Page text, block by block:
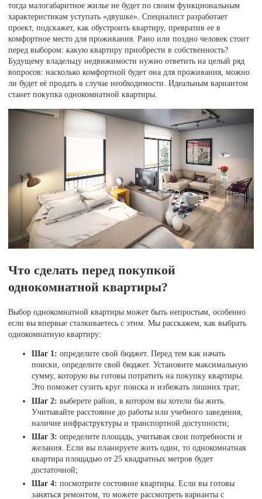
тогда малогабаритное жилье не будет по своим функциональным
характеристикам уступать «двушке». Специалист разработает
проект, подскажет, как обустроить квартиру, превратив ее в
комфортное место для проживания. Рано или поздно человек стоит
перед выбором: какую квартиру приобрести в собственность?
Будущему владельцу недвижимости нужно ответить на целый ряд
вопросов: насколько комфортной будет она для проживания, можно
ли будет её продать в случае необходимости. Идеальным вариантом
станет покупка однокомнатной квартиры.
Что сделать перед покупкой
однокомнатной квартиры?
Выбор однокомнатной квартиры может быть непростым, особенно
если вы впервые сталкиваетесь с этим. Мы расскажем, как выбрать
однокомнатную квартиру:
Шаг 1: определите свой бюджет. Перед тем как начать
поиски, определите свой бюджет. Установите максимальную
сумму, которую вы готовы потратить на покупку квартиры.
Это поможет сузить круг поиска и избежать лишних трат;
Шаг 2: выберете район, в котором вы хотели бы жить.
Учитывайте расстояние до работы или учебного заведения,
наличие инфраструктуры и транспортной доступности;
Шаг 3: определите площадь, учитывая свои потребности и
желания. Если вы планируете жить один, то однокомнатная
квартира площадью от 25 квадратных метров будет
достаточной;
Шаг 4: посмотрите состояние квартиры. Если вы готовы
заняться ремонтом, то можете рассмотреть варианты с